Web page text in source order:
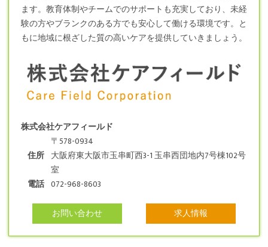
ます。教育体制やチームでのサポートも充実しており、未経
験の方やブランクのある方でも安心して働ける環境です。と
もに地域に根ざした質の高いケアを提供していきましょう。
株式会社ケアフィールド
住所
〒578-0934
大阪府東大阪市玉串町西3-1 玉串西団地内7号棟102号
室
電話 072-968-8603
お問い合わせ 求人情報